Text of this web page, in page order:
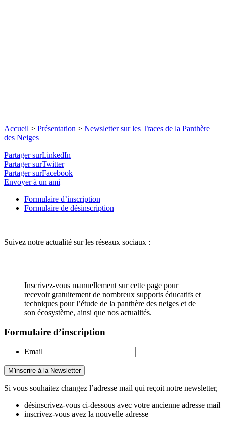
Accueil > Présentation > Newsletter sur les Traces de la Panthère
des Neiges
Partager surLinkedIn
Partager surTwitter
Partager surFacebook
Envoyer à un ami
Formulaire d’inscription
Formulaire de désinscription
Suivez notre actualité sur les réseaux sociaux :
Inscrivez-vous manuellement sur cette page pour
recevoir gratuitement de nombreux supports éducatifs et
techniques pour l’étude de la panthère des neiges et de
son écosystème, ainsi que nos actualités.
Formulaire d’inscription
Email
Si vous souhaitez changez l’adresse mail qui reçoit notre newsletter,
désinscrivez-vous ci-dessous avec votre ancienne adresse mail
inscrivez-vous avez la nouvelle adresse